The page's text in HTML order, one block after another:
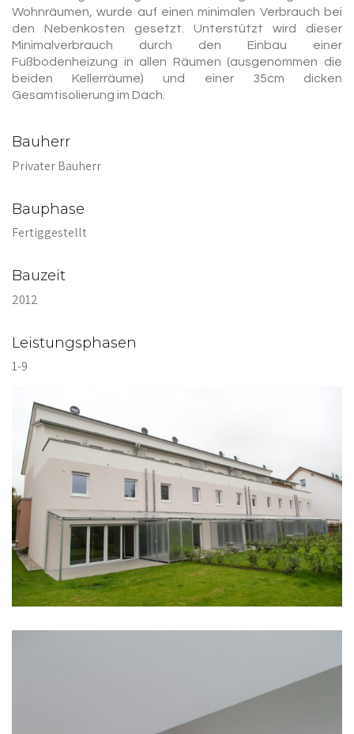
Wohnräumen, wurde auf einen minimalen Verbrauch bei
den Nebenkosten gesetzt. Unterstützt wird dieser
Minimalverbrauch durch den Einbau einer
Fußbodenheizung in allen Räumen (ausgenommen die
beiden Kellerräume) und einer 35cm dicken
Gesamtisolierung im Dach.
Bauherr
Privater Bauherr
Bauphase
Fertiggestellt
Bauzeit
2012
Leistungsphasen
1-9